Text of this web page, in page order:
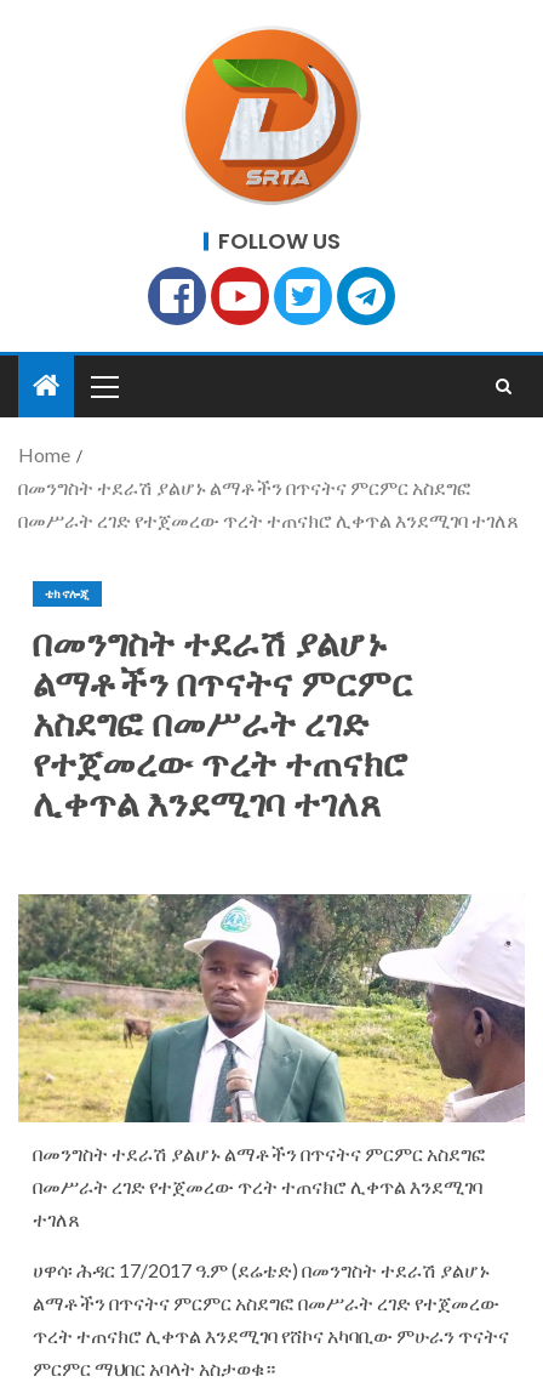
FOLLOW US
Home
በመንግስት ተደራሽ ያልሆኑ ልማቶችን በጥናትና ምርምር አስደግፎ
በመሥራት ረገድ የተጀመረው ጥረት ተጠናክሮ ሊቀጥል እንደሚገባ ተገለጸ
ቴክኖሎጂ
በመንግስት ተደራሽ ያልሆኑ
ልማቶችን በጥናትና ምርምር
አስደግፎ በመሥራት ረገድ
የተጀመረው ጥረት ተጠናክሮ
ሊቀጥል እንደሚገባ ተገለጸ
በመንግስት ተደራሽ ያልሆኑ ልማቶችን በጥናትና ምርምር አስደግፎ
በመሥራት ረገድ የተጀመረው ጥረት ተጠናክሮ ሊቀጥል እንደሚገባ
ተገለጸ
ሀዋሳ፡ ሕዳር 17/2017 ዓ.ም (ደሬቴድ) በመንግስት ተደራሽ ያልሆኑ
ልማቶችን በጥናትና ምርምር አስደግፎ በመሥራት ረገድ የተጀመረው
ጥረት ተጠናክሮ ሊቀጥል እንደሚገባ የሸኮና አካባቢው ምሁራን ጥናትና
ምርምር ማህበር አባላት አስታወቁ።